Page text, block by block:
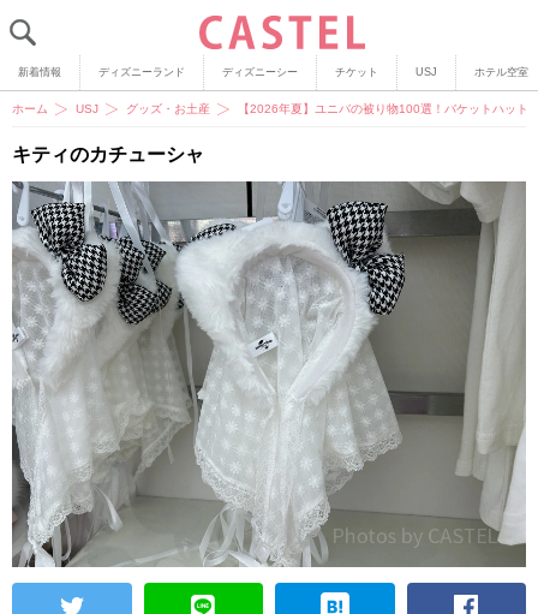
新着情報 ディズニーランド ディズニーシー チケット USJ ホテル空室
ホーム USJ グッズ・お土産 【2026年夏】ユニバの被り物100選！バケットハット
キティのカチューシャ